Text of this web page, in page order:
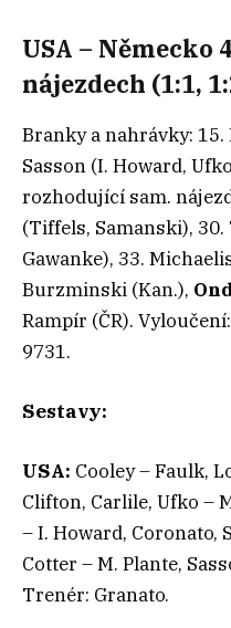
USA – Německo
nájezdech (1:1,
Branky a nahrávky: 15.
Sasson (I. Howard,
rozhodující sam.
(Tiffels, Samanski),
Gawanke), 33.
Burzminski (Kan.),
Rampír (ČR).
9731.
Sestavy:
USA: Cooley – Faulk,
Clifton, Carlile, Ufko –
– I. Howard, Coronato,
Cotter – M. Plante,
Trenér: Granato.